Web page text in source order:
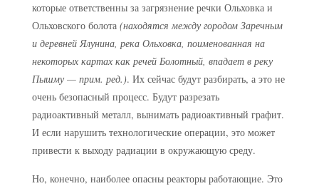
которые ответственны за загрязнение речки Ольховка и
Ольховского болота (находятся между городом Заречным
и деревней Ялунина, река Ольховка, поименованная на
некоторых картах как речей Болотный, впадает в реку
Пышму — прим. ред.). Их сейчас будут разбирать, а это не
очень безопасный процесс. Будут разрезать
радиоактивный металл, вынимать радиоактивный графит.
И если нарушить технологические операции, это может
привести к выходу радиации в окружающую среду.
Но, конечно, наиболее опасны реакторы работающие. Это